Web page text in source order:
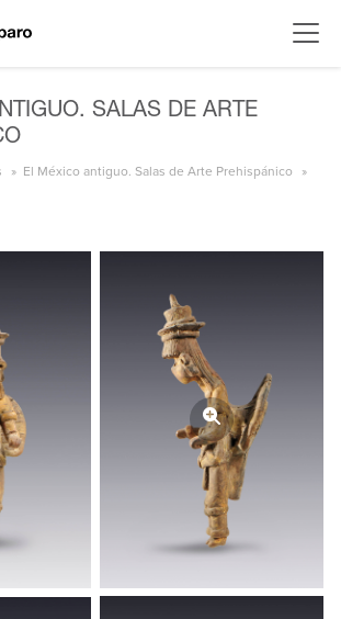
SALAS DE ARTE
El México antiguo. Salas de Arte Prehispánico